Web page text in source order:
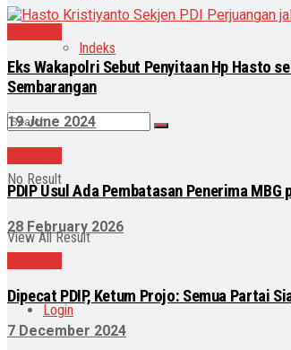
Indeks
No Result
View All Result
Login
Eks Wakapolri Sebut Penyitaan Hp Hasto
Sembarangan
19 June 2024
PDIP Usul Ada Pembatasan Penerima
28 February 2026
Dipecat PDIP, Ketum Projo: Semua Partai
7 December 2024